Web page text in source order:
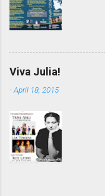
Viva Julia!
-April 18, 2015